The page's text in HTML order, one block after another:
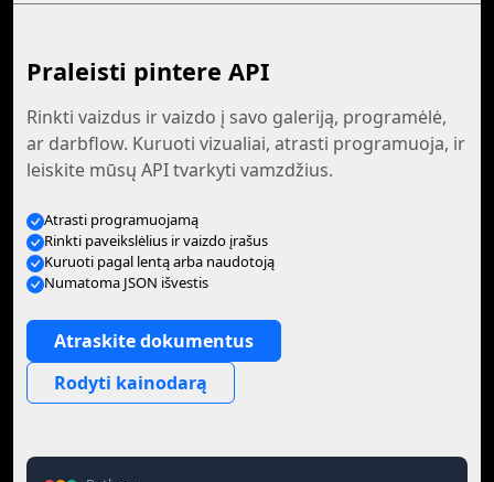
Praleisti pintere API
Rinkti vaizdus ir vaizdo į savo galeriją, programėlė,
ar darbflow. Kuruoti vizualiai, atrasti programuoja, ir
leiskite mūsų API tvarkyti vamzdžius.
Atrasti programuojamą
Rinkti paveikslėlius ir vaizdo įrašus
Kuruoti pagal lentą arba naudotoją
Numatoma JSON išvestis
Atraskite dokumentus
Rodyti kainodarą